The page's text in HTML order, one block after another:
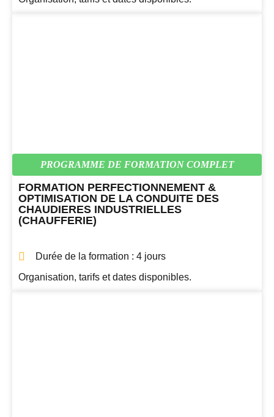
PROGRAMME DE FORMATION COMPLET
FORMATION PERFECTIONNEMENT &
OPTIMISATION DE LA CONDUITE DES
CHAUDIERES INDUSTRIELLES
(CHAUFFERIE)
Durée de la formation : 4 jours
Organisation, tarifs et dates disponibles.